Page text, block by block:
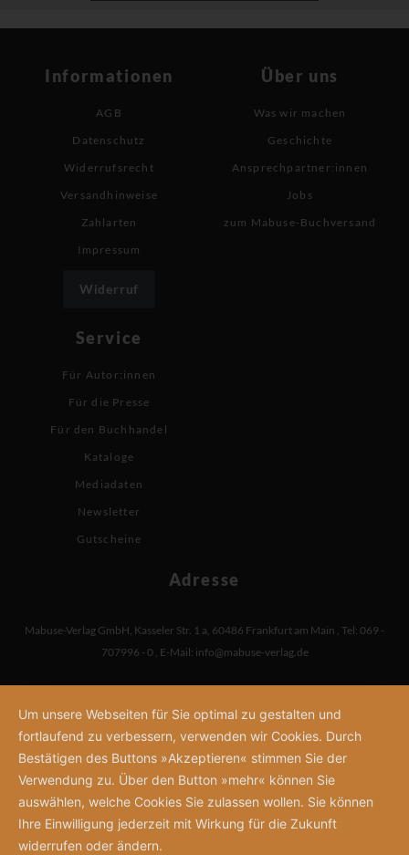
Informationen
AGB
Datenschutz
Widerrufsrecht
Versandhinweise
Zahlarten
Impressum
Widerruf
Über uns
Was wir machen
Geschichte
Ansprechpartner:innen
Jobs
zum Mabuse-Buchversand
Service
Für Autor:innen
Für die Presse
Für den Buchhandel
Kataloge
Mediadaten
Newsletter
Gutscheine
Adresse
Mabuse-Verlag GmbH, Kasseler Str. 1 a, 60486 Frankfurt am Main , Tel: 069 -
707996 - 0 , E-Mail: info@mabuse-verlag.de
Um unsere Webseiten für Sie optimal zu gestalten und
fortlaufend zu verbessern, verwenden wir Cookies. Durch
Bestätigen des Buttons »Akzeptieren« stimmen Sie der
Verwendung zu. Über den Button »mehr« können Sie
auswählen, welche Cookies Sie zulassen wollen. Sie können
Ihre Einwilligung jederzeit mit Wirkung für die Zukunft
widerrufen oder ändern.